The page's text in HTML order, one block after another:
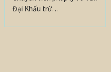
Đại Khấu trừ…